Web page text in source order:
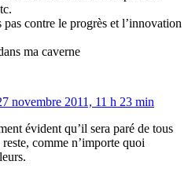
contre le progrès et l’innovation
ma caverne
novembre 2011, 11 h 23 min
évident qu’il sera paré de tous
comme n’importe quoi